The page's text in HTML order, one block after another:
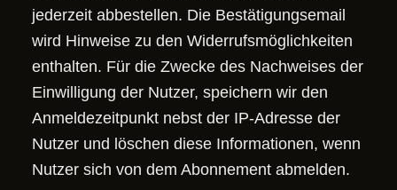
jederzeit abbestellen. Die Bestätigungsemail
wird Hinweise zu den Widerrufsmöglichkeiten
enthalten. Für die Zwecke des Nachweises der
Einwilligung der Nutzer, speichern wir den
Anmeldezeitpunkt nebst der IP-Adresse der
Nutzer und löschen diese Informationen, wenn
Nutzer sich von dem Abonnement abmelden.